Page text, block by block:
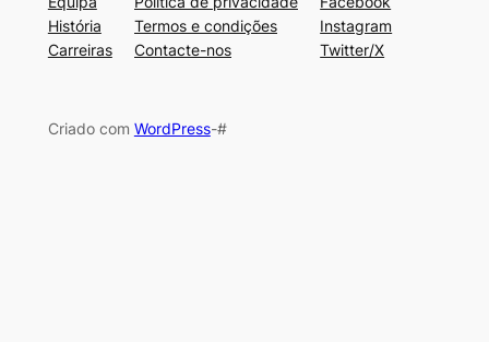
História
Carreiras
Termos e condições
Contacte-nos
Instagram
Twitter/X
Criado com WordPress-#